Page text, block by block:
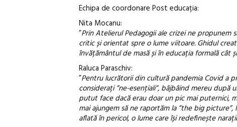
Echipa de coordonare Post educația:
Nita Mocanu:
”Prin Atelierul Pedagogii ale crizei ne
critic și orientat spre o lume viitoare. Ghidul
învățământul de masă și în educația formală cât
Raluca Paraschiv:
”Pentru lucrătorii din cultură pandemia Covid a
considerați ”ne-esențiali”, bâjbâind mereu după
putut face dacă erau doar un pic mai puternici,
mai ajungem să ne raportăm la ”the big
aflată în pericol, o lume care își redefinește